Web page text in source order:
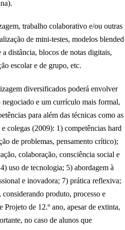
trabalho colaborativo e/ou outras
de mini-testes, modelos blended
distância, blocos de notas digitais,
escolar e de grupo, etc.
diversificados poderá envolver
e um currículo mais formal,
para além das técnicas como as
colegas (2009): 1) competências hard
de problemas, pensamento crítico);
colaboração, consciência social e
uso de tecnologia; 5) abordagem à
e inovadora; 7) prática reflexiva;
produto, processo e
de 12.º ano, apesar de extinta,
no caso de alunos que